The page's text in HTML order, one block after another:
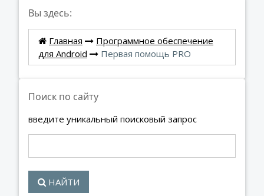
Вы здесь:
Главная
Программное обеспечение
для Android
Первая помощь PRO
Поиск по сайту
введите уникальный поисковый запрос
НАЙТИ